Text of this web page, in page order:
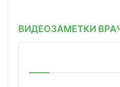
ВИДЕОЗАМЕТКИ